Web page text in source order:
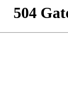
504